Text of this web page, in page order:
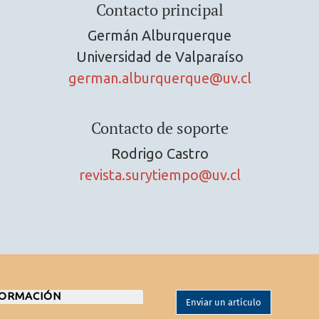
Contacto principal
Germán Alburquerque
Universidad de Valparaíso
german.alburquerque@uv.cl
Contacto de soporte
Rodrigo Castro
revista.surytiempo@uv.cl
Enviar un artículo